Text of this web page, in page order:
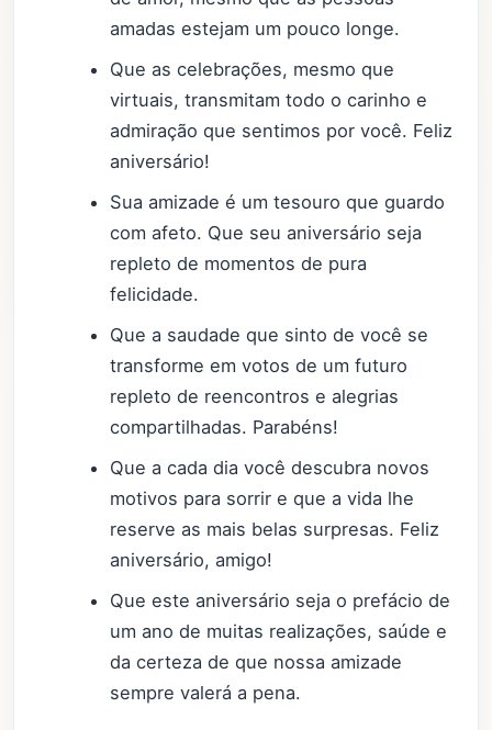
amadas estejam um pouco longe.
Que as celebrações, mesmo que
virtuais, transmitam todo o carinho e
admiração que sentimos por você. Feliz
aniversário!
Sua amizade é um tesouro que guardo
com afeto. Que seu aniversário seja
repleto de momentos de pura
felicidade.
Que a saudade que sinto de você se
transforme em votos de um futuro
repleto de reencontros e alegrias
compartilhadas. Parabéns!
Que a cada dia você descubra novos
motivos para sorrir e que a vida lhe
reserve as mais belas surpresas. Feliz
aniversário, amigo!
Que este aniversário seja o prefácio de
um ano de muitas realizações, saúde e
da certeza de que nossa amizade
sempre valerá a pena.